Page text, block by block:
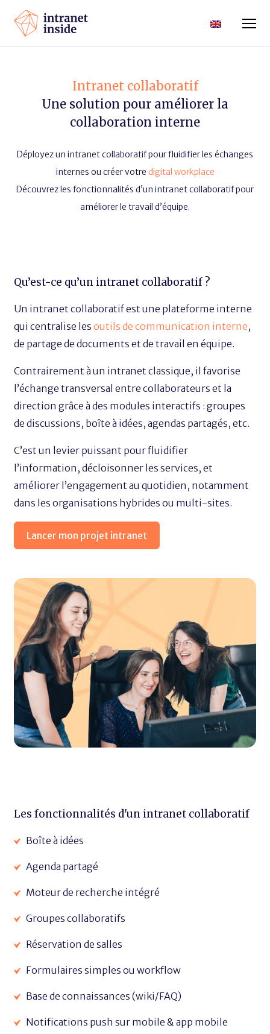
Intranet collaboratif
Une solution pour améliorer la
collaboration interne
Déployez un intranet collaboratif pour fluidifier les échanges
internes ou créer votre digital workplace
Découvrez les fonctionnalités d’un intranet collaboratif pour
améliorer le travail d’équipe.
Qu’est-ce qu’un intranet collaboratif ?
Un intranet collaboratif est une plateforme interne
qui centralise lesoutils de communication interne,
de partage de documents et de travail en équipe.
Contrairement à un intranet classique, il favorise
l’échange transversal entre collaborateurs et la
direction grâce à des modules interactifs : groupes
de discussions, boîte à idées, agendas partagés, etc.
C’est un levier puissant pour fluidifier
l’information, décloisonner les services, et
améliorer l’engagement au quotidien, notamment
dans les organisations hybrides ou multi-sites.
Lancer mon projet intranet
Les fonctionnalités d'un intranet collaboratif
Boîte à idées
Agenda partagé
Moteur de recherche intégré
Groupes collaboratifs
Réservation de salles
Formulaires simples ou workflow
Base de connaissances (wiki/FAQ)
Notifications push sur mobile & app mobile